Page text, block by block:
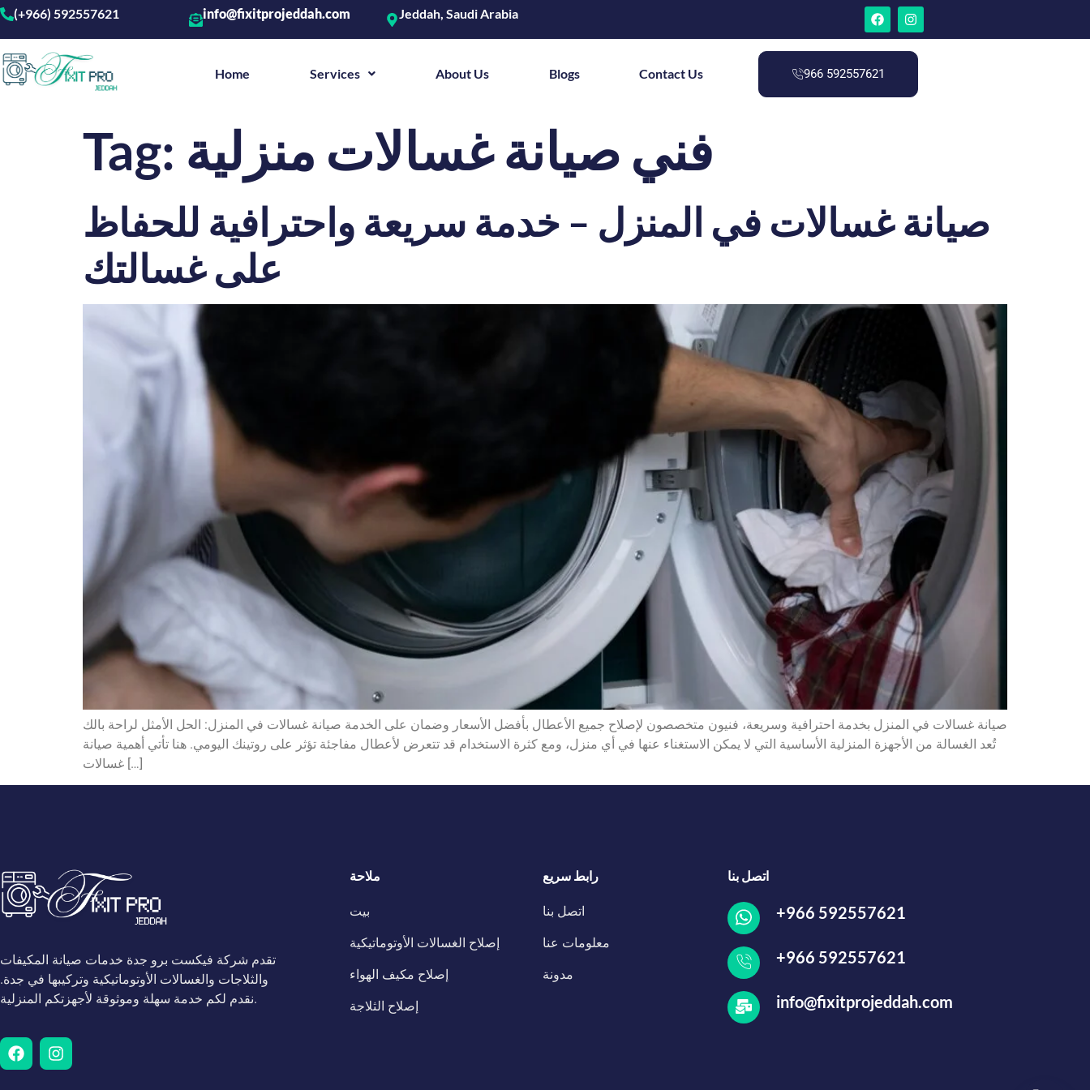
(+966) 592557621 info@fixitprojeddah.com Jeddah, Saudi Arabia
Home Services About Us Blogs Contact Us 966 592557621
Tag: فني صيانة غسالات منزلية
صيانة غسالات في المنزل – خدمة سريعة واحترافية للحفاظ
على غسالتك
صيانة غسالات في المنزل بخدمة احترافية وسريعة، فنيون متخصصون لإصلاح جميع الأعطال بأفضل الأسعار وضمان على الخدمة صيانة غسالات في المنزل: الحل الأمثل لراحة بالك
تُعد الغسالة من الأجهزة المنزلية الأساسية التي لا يمكن الاستغناء عنها في أي منزل، ومع كثرة الاستخدام قد تتعرض لأعطال مفاجئة تؤثر على روتينك اليومي. هنا تأتي أهمية صيانة
غسالات […]
تقدم شركة فيكست برو جدة خدمات صيانة المكيفات
والثلاجات والغسالات الأوتوماتيكية وتركيبها في جدة.
نقدم لكم خدمة سهلة وموثوقة لأجهزتكم المنزلية.
ملاحة
بيت
إصلاح الغسالات الأوتوماتيكية
إصلاح مكيف الهواء
إصلاح الثلاجة
رابط سريع
اتصل بنا
معلومات عنا
مدونة
اتصل بنا
+966 592557621
+966 592557621
info@fixitprojeddah.com